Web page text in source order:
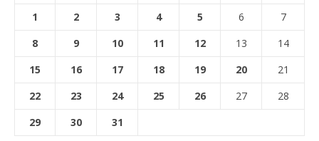
1
2 3 4 5 6
7
8
9 10 11 12 13
14
15
16 17 18 19 20
21
22
23 24 25 26 27
28
29
30 31